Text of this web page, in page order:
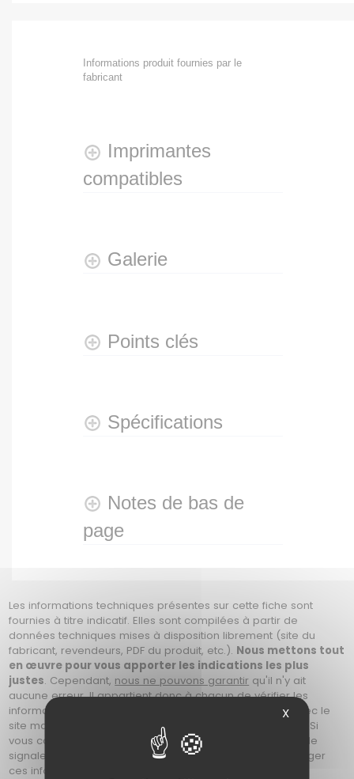
Informations produit fournies par le
fabricant
Imprimantes
compatibles
Galerie
Points clés
Spécifications
Notes de bas de
page
Les informations techniques présentes sur cette fiche sont
fournies à titre indicatif. Elles sont compilées à partir de
données techniques mises à disposition librement (site du
fabricant, revendeurs, PDF du produit, etc.). Nous mettons tout
en œuvre pour vous apporter les indications les plus
justes. Cependant, nous ne pouvons garantir qu'il n'y ait
aucune erreur. Il appartient donc à chacun de vérifier les
informations avant son achat, soit en prenant contact avec le
site marchand, ou en se référant au site du constructeur. Si
vous constatez une erreur sur cette fiche, merci de nous le
signaler en nous contactant afin que nous puissions corriger
ces informations. Photos non contractuelles.
X